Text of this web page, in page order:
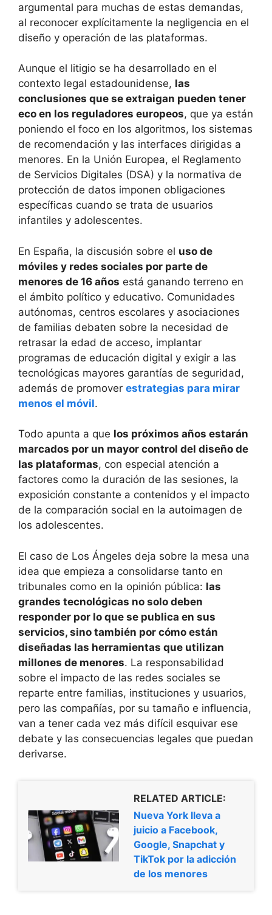
argumental para muchas de estas demandas,
al reconocer explícitamente la negligencia en el
diseño y operación de las plataformas.
Aunque el litigio se ha desarrollado en el
contexto legal estadounidense, las
conclusiones que se extraigan pueden tener
eco en los reguladores europeos, que ya están
poniendo el foco en los algoritmos, los sistemas
de recomendación y las interfaces dirigidas a
menores. En la Unión Europea, el Reglamento
de Servicios Digitales (DSA) y la normativa de
protección de datos imponen obligaciones
específicas cuando se trata de usuarios
infantiles y adolescentes.
En España, la discusión sobre el uso de
móviles y redes sociales por parte de
menores de 16 años está ganando terreno en
el ámbito político y educativo. Comunidades
autónomas, centros escolares y asociaciones
de familias debaten sobre la necesidad de
retrasar la edad de acceso, implantar
programas de educación digital y exigir a las
tecnológicas mayores garantías de seguridad,
además de promover estrategias para mirar
menos el móvil.
Todo apunta a que los próximos años estarán
marcados por un mayor control del diseño de
las plataformas, con especial atención a
factores como la duración de las sesiones, la
exposición constante a contenidos y el impacto
de la comparación social en la autoimagen de
los adolescentes.
El caso de Los Ángeles deja sobre la mesa una
idea que empieza a consolidarse tanto en
tribunales como en la opinión pública: las
grandes tecnológicas no solo deben
responder por lo que se publica en sus
servicios, sino también por cómo están
diseñadas las herramientas que utilizan
millones de menores. La responsabilidad
sobre el impacto de las redes sociales se
reparte entre familias, instituciones y usuarios,
pero las compañías, por su tamaño e influencia,
van a tener cada vez más difícil esquivar ese
debate y las consecuencias legales que puedan
derivarse.
RELATED ARTICLE:
Nueva York lleva a
juicio a Facebook,
Google, Snapchat y
TikTok por la adicción
de los menores